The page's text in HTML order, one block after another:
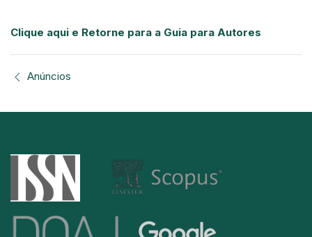
Clique aqui e Retorne para a Guia para Autores
Anúncios